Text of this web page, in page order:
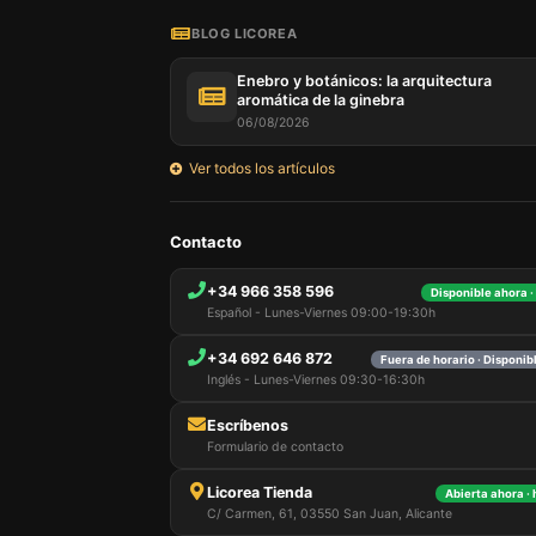
BLOG LICOREA
Enebro y botánicos: la arquitectura
aromática de la ginebra
06/08/2026
Ver todos los artículos
Contacto
+34 966 358 596 Disponible ahora
Español - Lunes-Viernes 09:00-19:30h
+34 692 646 872 Fuera de horario ·
Inglés - Lunes-Viernes 09:30-16:30h
Escríbenos
Formulario de contacto
Licorea Tienda Abierta ahora ·
C/ Carmen, 61, 03550 San Juan, Alicante
por
que
para
carrito